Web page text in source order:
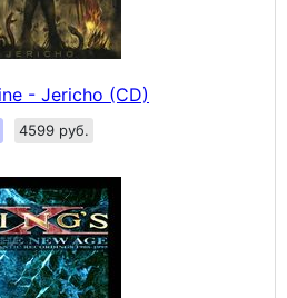
- Jericho (CD)
4599 руб.